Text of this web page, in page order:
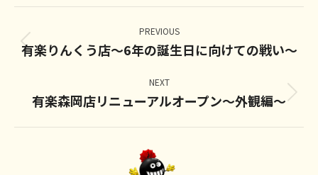
Post
navigation
PREVIOUS
Previous
有楽りんくう店〜6年の誕生日に向けての戦い〜
NEXT
Next
有楽森岡店リニューアルオープン～外観編～